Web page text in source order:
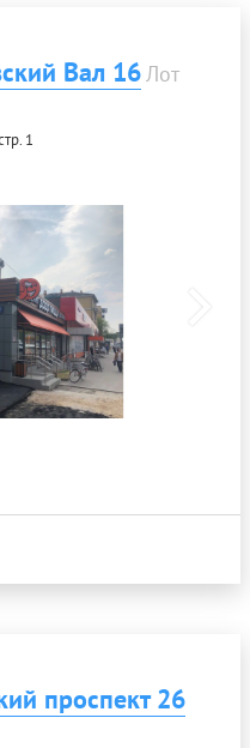
Вал 16Лот
1
проспект 26